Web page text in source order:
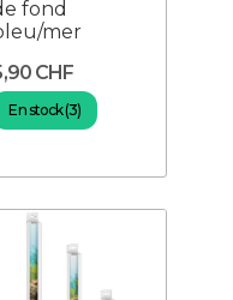
fond
mer
CHF
En stock (3)